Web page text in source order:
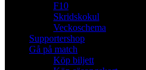
F10
Skridskokul
Veckoschema
Supportershop
Gå på match
Köp biljett